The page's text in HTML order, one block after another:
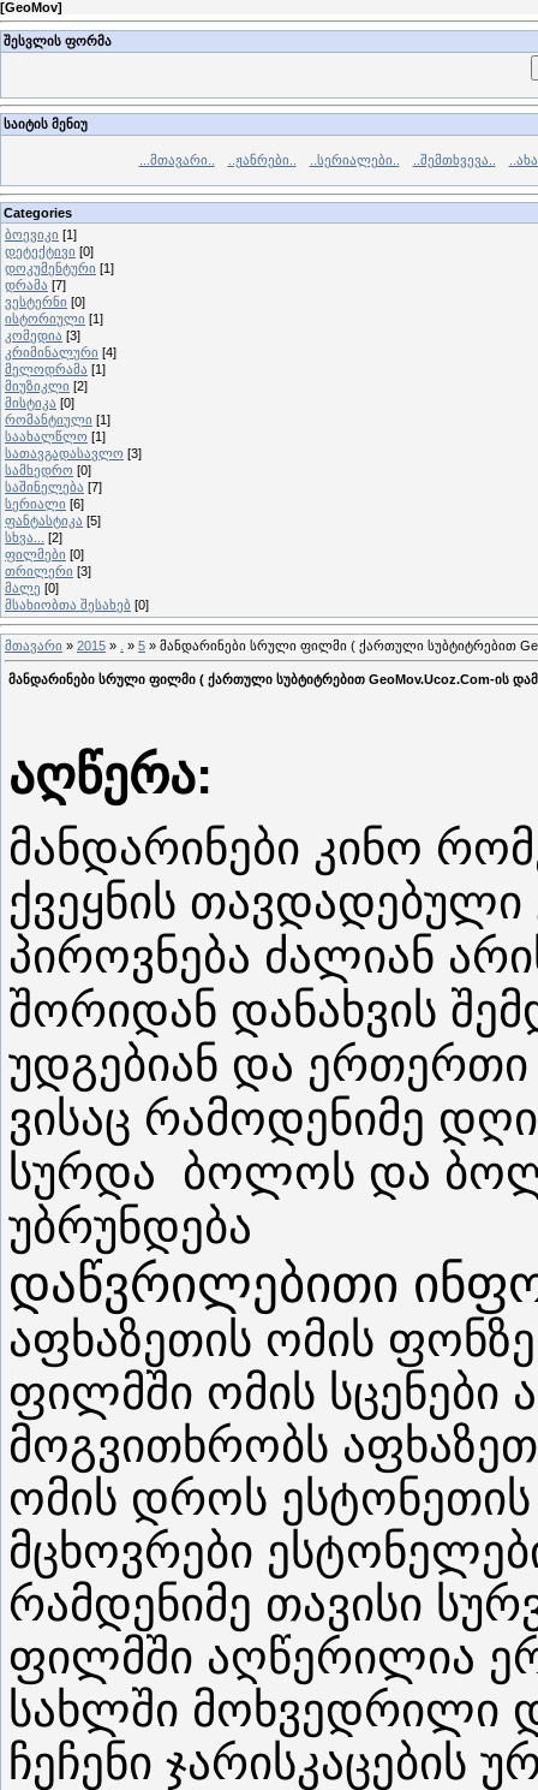
[GeoMov]
შესვლის ფორმა
საიტის მენიუ
...მთავარი.. ..ჟანრები.. ..სერიალები.. ..შემთხვევა..
Categories
ბოევიკი [1]
დეტექტივი [0]
დოკუმენტური [1]
დრამა [7]
ვესტერნი [0]
ისტორიული [1]
კომედია [3]
კრიმინალური [4]
მელოდრამა [1]
მიუზიკლი [2]
მისტიკა [0]
რომანტიული [1]
საახალწლო [1]
სათავგადასავლო [3]
სამხედრო [0]
საშინელება [7]
სერიალი [6]
ფანტასტიკა [5]
სხვა...
[2]
ფილმები [0]
თრილერი [3]
მალე [0]
მსახიობთა შესახებ [0]
მთავარი » 2015 » » 5 » მანდარინები სრული ფილმი ( ქართული სუბტიტრებით
მანდარინები სრული ფილმი ( ქართული სუბტიტრებით GeoMov.Ucoz.Com-ის
აღწერა:
მანდარინები კინო
ქვეყნის თავდადებული
პიროვნება ძალიან
შორიდან დანახვის
უდგებიან და ერთერთი
ვისაც რამოდენიმე
სურდა ბოლოს და
უბრუნდება
დაწვრილებითი
აფხაზეთის ომის
ფილმში ომის სცენები
მოგვითხრობს
ომის დროს
მცხოვრები
რამდენიმე თავისი
ფილმში აღწერილია
სახლში მოხვედრილი
ჩეჩენი ჯარისკაცების